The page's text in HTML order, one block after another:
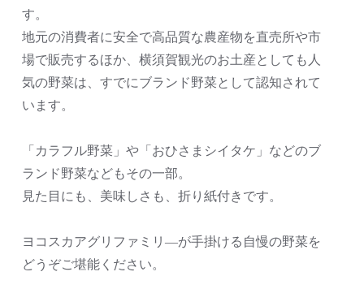
す。
地元の消費者に安全で高品質な農産物を直売所や市
場で販売するほか、横須賀観光のお土産としても人
気の野菜は、すでにブランド野菜として認知されて
います。
「カラフル野菜」や「おひさまシイタケ」などのブ
ランド野菜などもその一部。
見た目にも、美味しさも、折り紙付きです。
ヨコスカアグリファミリ―が手掛ける自慢の野菜を
どうぞご堪能ください。